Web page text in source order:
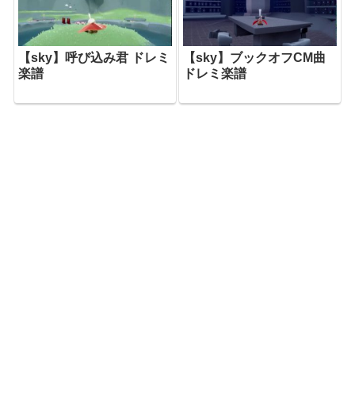
【sky】呼び込み君 ドレミ
楽譜
【sky】ブックオフCM曲
ドレミ楽譜